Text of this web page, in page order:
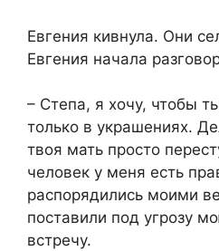
Евгения кивнула. Они
Евгения начала
– Степа, я хочу, чтобы
только в украшениях.
твоя мать просто
человек у меня есть
распорядились моими
поставили под угрозу
встречу.